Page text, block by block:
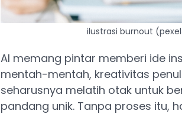
ilustrasi burnout
AI memang pintar memberi ide
mentah-mentah, kreativitas
seharusnya melatih otak untuk
pandang unik. Tanpa proses itu,